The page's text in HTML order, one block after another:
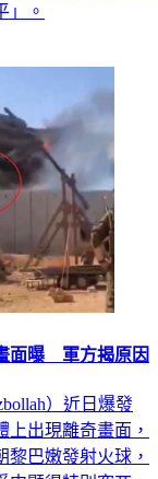
」。
面曝 軍方揭原因
）近日爆發
出現離奇畫面，
巴嫩發射火球，